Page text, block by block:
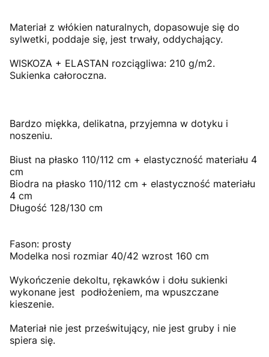
Materiał z włókien naturalnych, dopasowuje się do
sylwetki, poddaje się, jest trwały, oddychający.
WISKOZA + ELASTAN rozciągliwa: 210 g/m2.
Sukienka całoroczna.
Bardzo miękka, delikatna, przyjemna w dotyku i
noszeniu.
Biust na płasko 110/112 cm + elastyczność materiału 4
cm
Biodra na płasko 110/112 cm + elastyczność materiału
4 cm
Długość 128/130 cm
Fason: prosty
Modelka nosi rozmiar 40/42 wzrost 160 cm
Wykończenie dekoltu, rękawków i dołu sukienki
wykonane jest podłożeniem, ma wpuszczane
kieszenie.
Materiał nie jest prześwitujący, nie jest gruby i nie
spiera się.